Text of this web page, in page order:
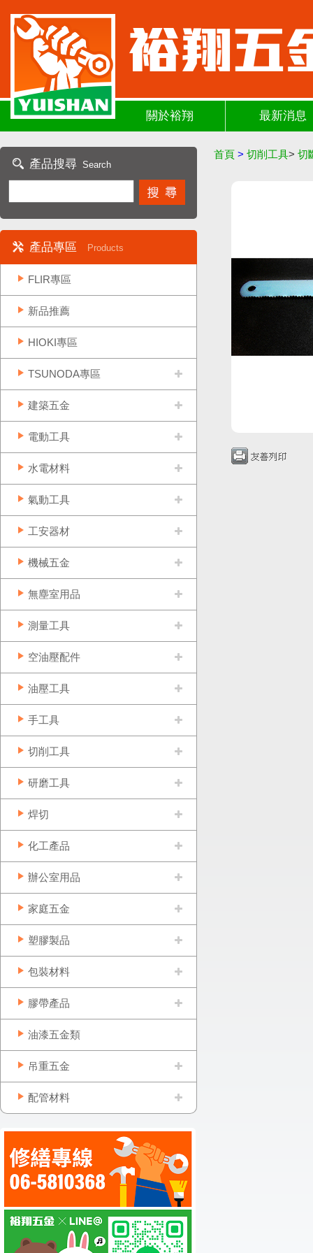
關於裕翔 最新消息
產品搜尋 Search
產品專區 Products
FLIR專區
新品推薦
HIOKI專區
TSUNODA專區
建築五金
電動工具
水電材料
氣動工具
工安器材
機械五金
無塵室用品
測量工具
空油壓配件
油壓工具
手工具
切削工具
研磨工具
焊切
化工產品
辦公室用品
家庭五金
塑膠製品
包裝材料
膠帶產品
油漆五金類
吊重五金
配管材料
首頁 > 切削工具> 切